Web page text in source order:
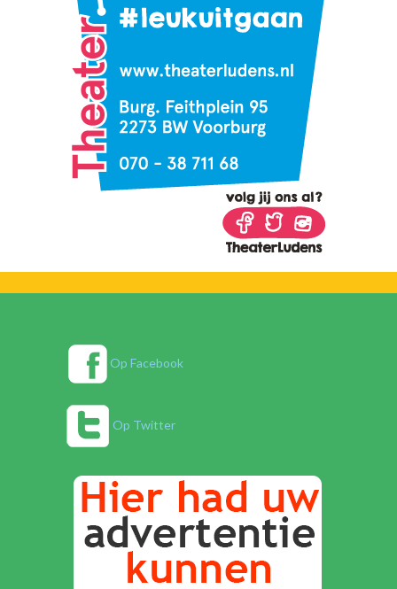
Op Facebook
Op Twitter